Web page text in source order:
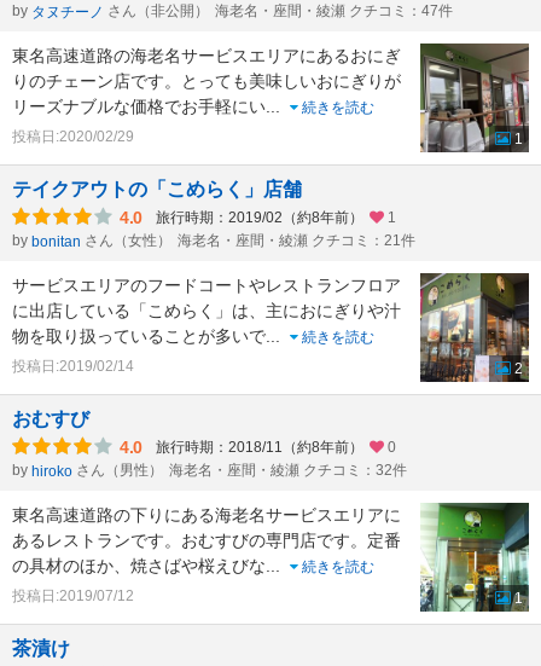
by タヌチーノ さん（非公開） 海老名・座間・綾瀬 クチコミ：47件
東名高速道路の海老名サービスエリアにあるおにぎ
りのチェーン店です。とっても美味しいおにぎりが
リーズナブルな価格でお手軽にい...
続きを読む
投稿日:2020/02/29
1
テイクアウトの「こめらく」店舗
4.0 旅行時期：2019/02（約8年前）
1
by bonitan さん（女性） 海老名・座間・綾瀬 クチコミ：21件
サービスエリアのフードコートやレストランフロア
に出店している「こめらく」は、主におにぎりや汁
物を取り扱っていることが多いで...
続きを読む
投稿日:2019/02/14
2
おむすび
4.0 旅行時期：2018/11（約8年前）
0
by hiroko さん（男性） 海老名・座間・綾瀬 クチコミ：32件
東名高速道路の下りにある海老名サービスエリアに
あるレストランです。おむすびの専門店です。定番
の具材のほか、焼さばや桜えびな...
続きを読む
投稿日:2019/07/12
1
茶漬け